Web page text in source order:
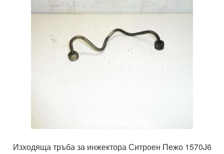
Изходяща тръба за инжектора Ситроен Пежо 1570J6